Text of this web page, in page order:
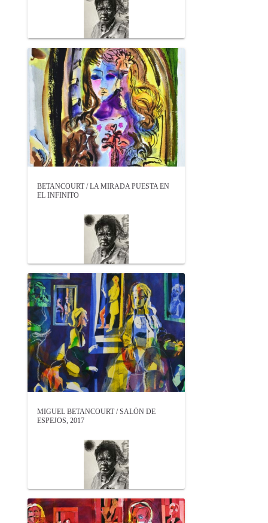
BETANCOURT / LA MIRADA PUESTA EN
EL INFINITO
MIGUEL BETANCOURT / SALÓN DE
ESPEJOS, 2017